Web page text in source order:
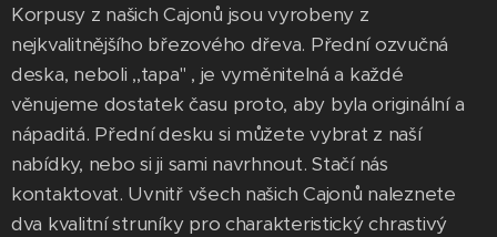
Korpusy z našich Cajonů jsou vyrobeny z
nejkvalitnějšího březového dřeva. Přední ozvučná
deska, neboli ,,tapa" , je vyměnitelná a každé
věnujeme dostatek času proto, aby byla originální a
nápaditá. Přední desku si můžete vybrat z naší
nabídky, nebo si ji sami navrhnout. Stačí nás
kontaktovat. Uvnitř všech našich Cajonů naleznete
dva kvalitní struníky pro charakteristický chrastivý